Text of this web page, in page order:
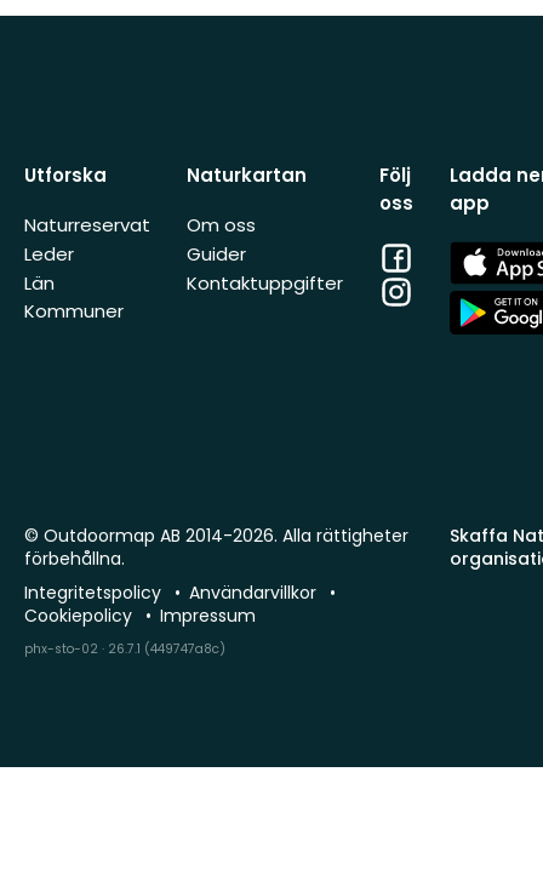
Utforska
Naturreservat
Leder
Län
Kommuner
Naturkartan
Om oss
Guider
Kontaktuppgifter
Följ
oss
Facebook
Instagram
Ladda
app
App
Store
App
Store
Skaffa
© Outdoormap AB 2014-2026. Alla rättigheter
förbehållna.
Integritetspolicy
Användarvillkor
Cookiepolicy
Impressum
phx-sto-02 · 26.7.1 (449747a8c)